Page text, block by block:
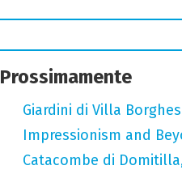
Prossimamente
Giardini di Villa
Impressionism and
Catacombe di